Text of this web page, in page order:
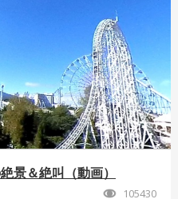
景＆絶叫（動画）
105430